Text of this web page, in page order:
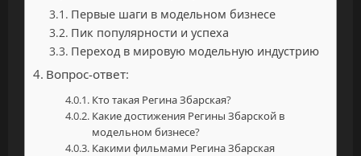
Первые шаги в модельном бизнесе
Пик популярности и успеха
Переход в мировую модельную индустрию
Вопрос-ответ:
Кто такая Регина Збарская?
Какие достижения Регины Збарской в
модельном бизнесе?
Какими фильмами Регина Збарская